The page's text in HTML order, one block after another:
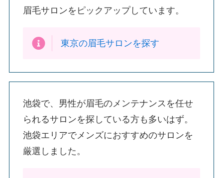
眉毛サロンをピックアップしています。
東京の眉毛サロンを探す
池袋で、男性が眉毛のメンテナンスを任せ
られるサロンを探している方も多いはず。
池袋エリアでメンズにおすすめのサロンを
厳選しました。